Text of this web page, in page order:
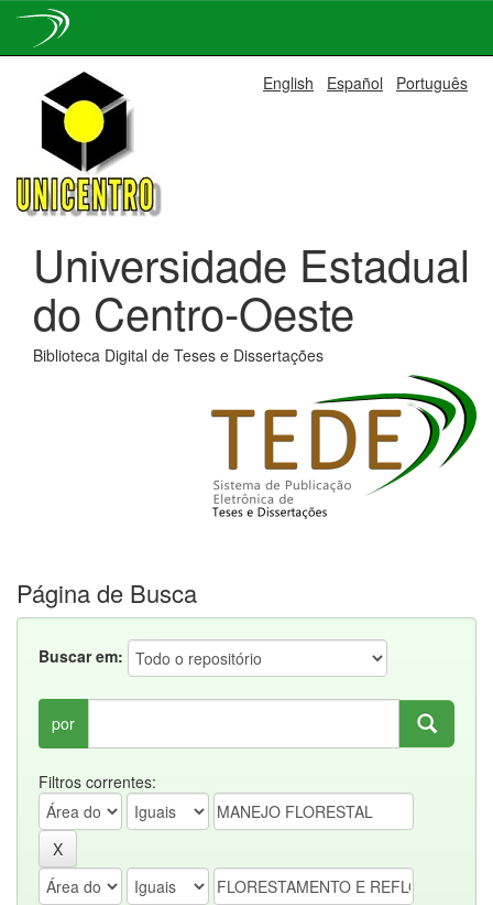
navigation
English Español Português
Universidade Estadual
do Centro-Oeste
Biblioteca Digital de Teses e Dissertações
Página de Busca
Buscar em:
por
Filtros correntes: